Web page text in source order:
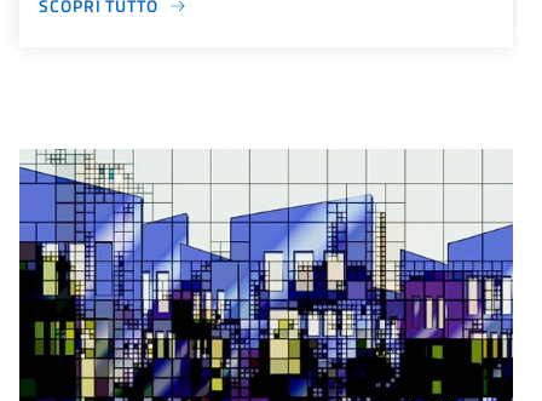
SCOPRI TUTTO